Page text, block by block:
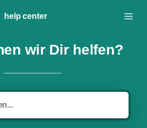
help center
wir Dir helfen?